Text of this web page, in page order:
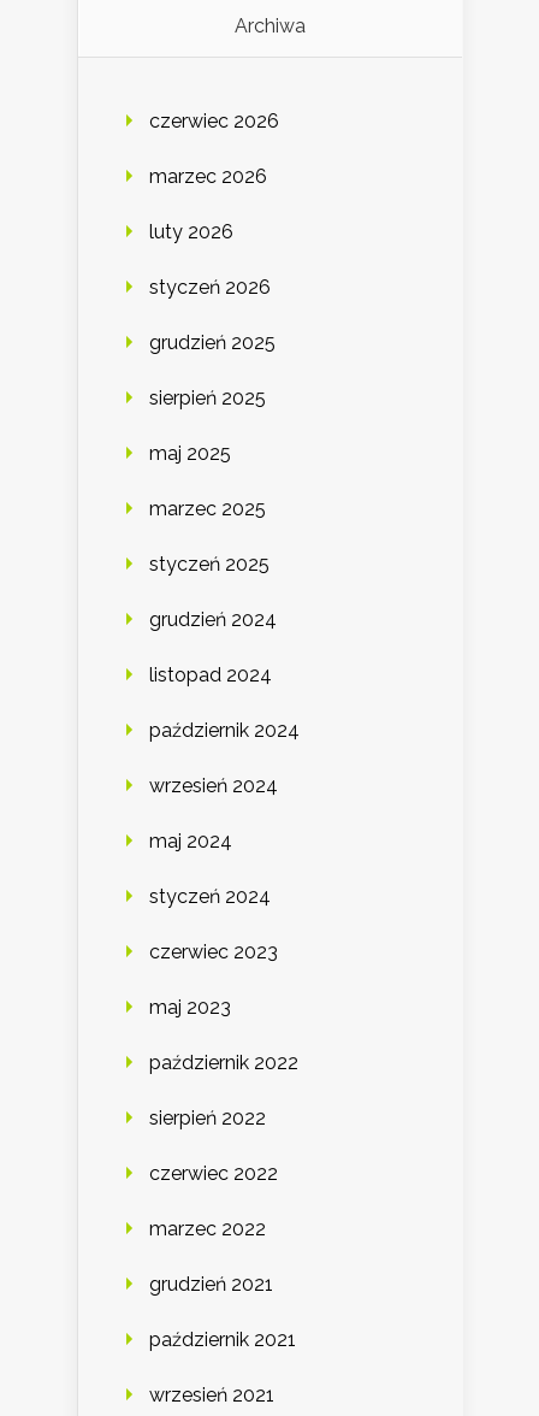
Archiwa
czerwiec 2026
marzec 2026
luty 2026
styczeń 2026
grudzień 2025
sierpień 2025
maj 2025
marzec 2025
styczeń 2025
grudzień 2024
listopad 2024
październik 2024
wrzesień 2024
maj 2024
styczeń 2024
czerwiec 2023
maj 2023
październik 2022
sierpień 2022
czerwiec 2022
marzec 2022
grudzień 2021
październik 2021
wrzesień 2021